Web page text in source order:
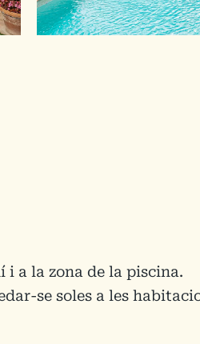
i a la zona de la piscina.
se soles a les